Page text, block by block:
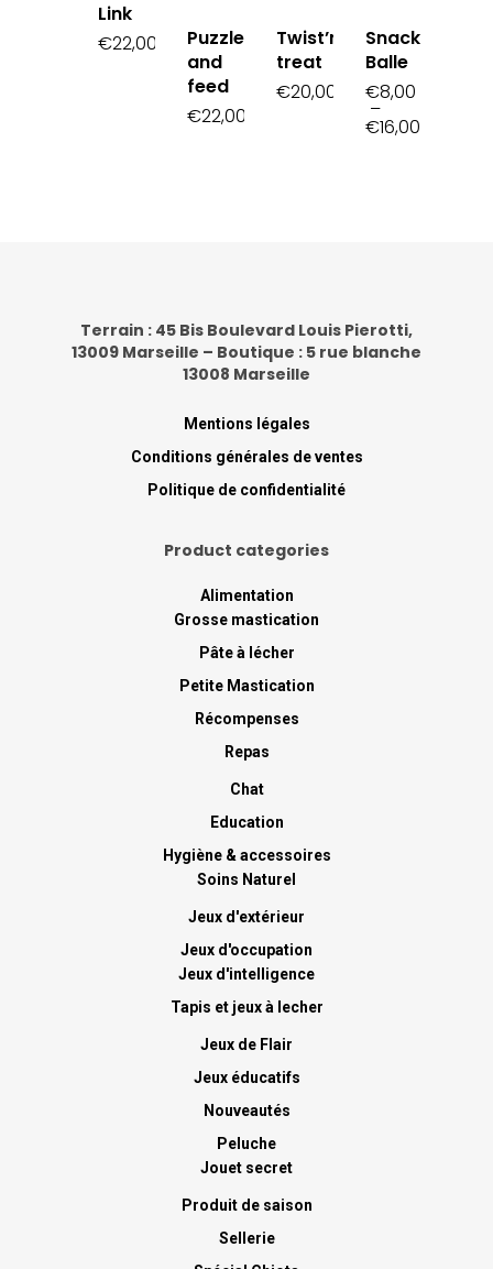
Link
€22,00
Puzzle
and
feed
€22,00
Twist’n
treat
€20,00
Snack
Balle
€8,00
–
€16,00
Plage
Terrain : 45 Bis Boulevard Louis Pierotti,
13009 Marseille – Boutique : 5 rue blanche
13008 Marseille
Mentions légales
Conditions générales de ventes
Politique de confidentialité
Product categories
Alimentation
Grosse mastication
Pâte à lécher
Petite Mastication
Récompenses
Repas
Chat
Education
Hygiène & accessoires
Soins Naturel
Jeux d'extérieur
Jeux d'occupation
Jeux d'intelligence
Tapis et jeux à lecher
Jeux de Flair
Jeux éducatifs
Nouveautés
Peluche
Jouet secret
Produit de saison
Sellerie